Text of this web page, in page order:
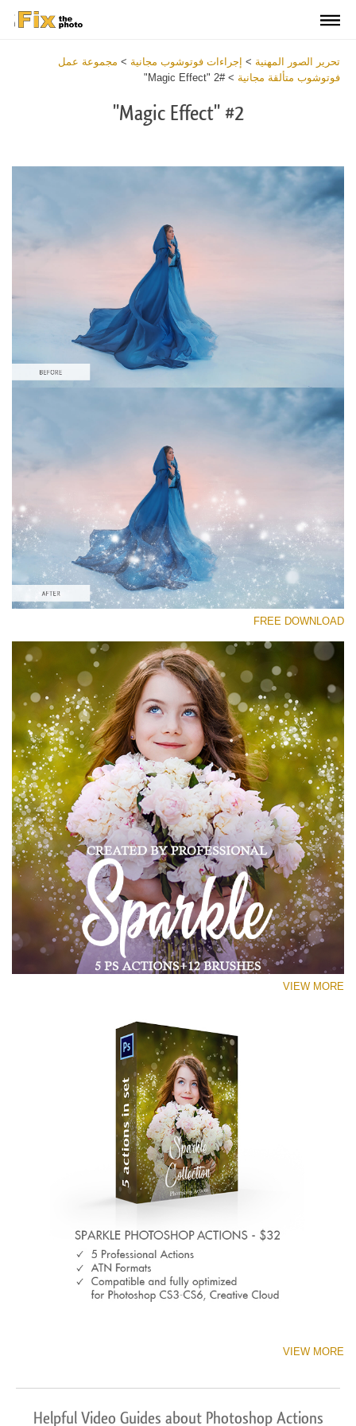
تحرير الصور المهنية > إجراءات فوتوشوب مجانية > مجموعة عمل
فوتوشوب متألقة مجانية >
#2 "Magic Effect"
#2 "Magic Effect"
رجاء اختر
Free Sparkle Action #2
Sparkle Actions
Cinematic Complete
تنزيل مجاني
Download
Free
Action
FREE DOWNLOAD
VIEW MORE
VIEW MORE
Helpful Video Guides about Photoshop Actions